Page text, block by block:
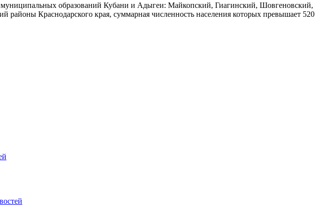
муниципальных образований Кубани и Адыгеи: Майкопский, Гиагинский, Шовгеновский,
Краснодарского края, суммарная численность населения которых превышает 520